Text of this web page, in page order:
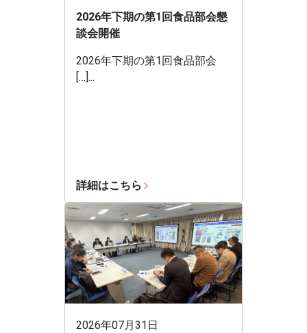
2026年下期の第1回食品部会懇
談会開催
2026年下期の第1回食品部会
[…]...
詳細はこちら
2026年07月31日